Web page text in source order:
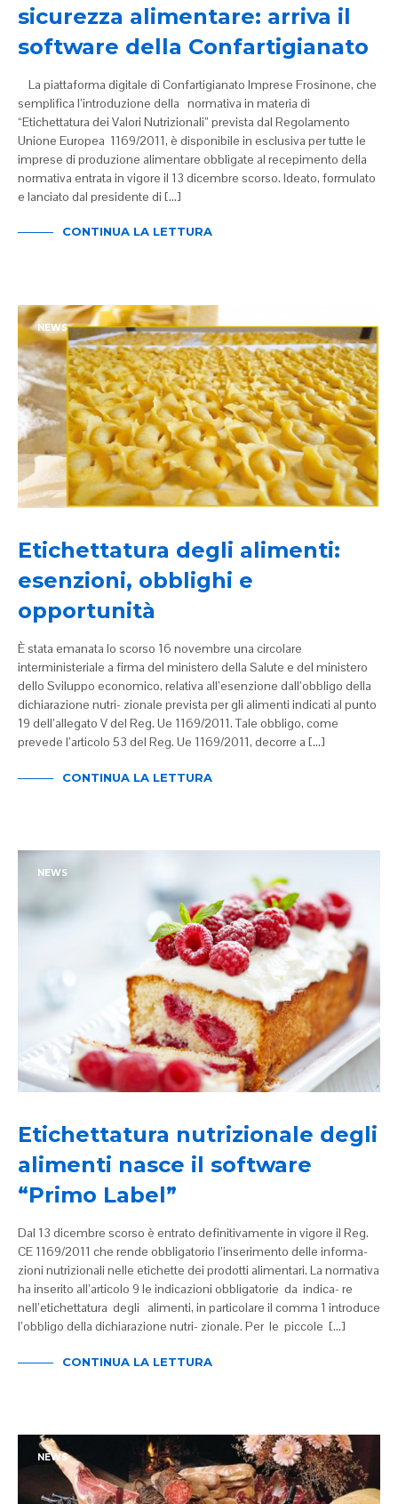
sicurezza alimentare: arriva il
software della Confartigianato
La piattaforma digitale di Confartigianato Imprese Frosinone, che
semplifica l’introduzione della normativa in materia di
“Etichettatura dei Valori Nutrizionali” prevista dal Regolamento
Unione Europea 1169/2011, è disponibile in esclusiva per tutte le
imprese di produzione alimentare obbligate al recepimento della
normativa entrata in vigore il 13 dicembre scorso. Ideato, formulato
e lanciato dal presidente di […]
CONTINUA LA LETTURA
NEWS
Etichettatura degli alimenti:
esenzioni, obblighi e
opportunità
È stata emanata lo scorso 16 novembre una circolare
interministeriale a firma del ministero della Salute e del ministero
dello Sviluppo economico, relativa all’esenzione dall’obbligo della
dichiarazione nutri- zionale prevista per gli alimenti indicati al punto
19 dell’allegato V del Reg. Ue 1169/2011. Tale obbligo, come
prevede l’articolo 53 del Reg. Ue 1169/2011, decorre a […]
CONTINUA LA LETTURA
NEWS
Etichettatura nutrizionale degli
alimenti nasce il software
“Primo Label”
Dal 13 dicembre scorso è entrato definitivamente in vigore il Reg.
CE 1169/2011 che rende obbligatorio l’inserimento delle informa-
zioni nutrizionali nelle etichette dei prodotti alimentari. La normativa
ha inserito all’articolo 9 le indicazioni obbligatorie da indica- re
nell’etichettatura degli alimenti, in particolare il comma 1 introduce
l’obbligo della dichiarazione nutri- zionale. Per le piccole […]
CONTINUA LA LETTURA
NEWS